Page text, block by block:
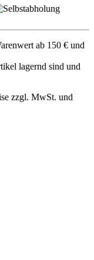
ab 150 € und
lagernd sind und
zzgl. MwSt. und